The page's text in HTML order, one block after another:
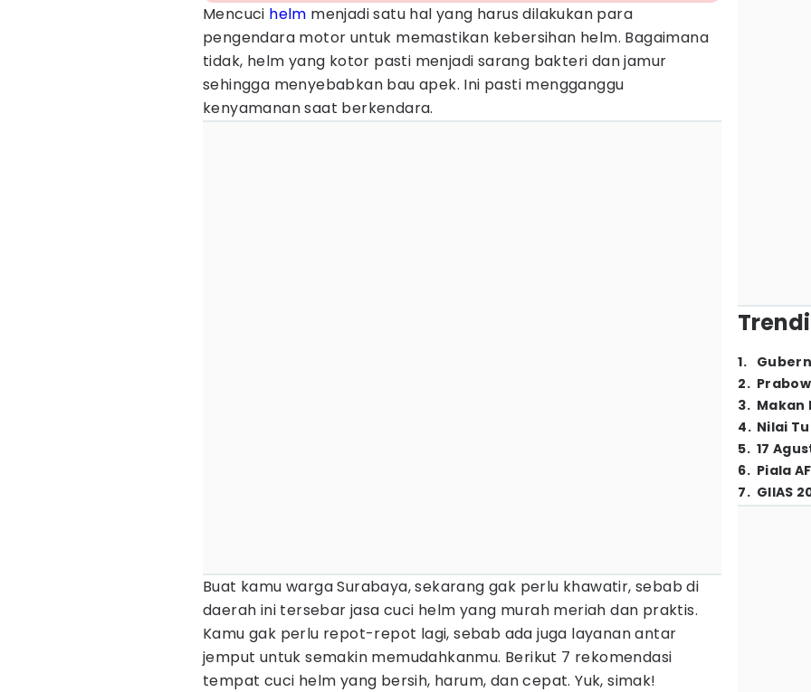
Mencuci helm menjadi satu hal yang harus dilakukan para
pengendara motor untuk memastikan kebersihan helm. Bagaimana
tidak, helm yang kotor pasti menjadi sarang bakteri dan jamur
sehingga menyebabkan bau apek. Ini pasti mengganggu
kenyamanan saat berkendara.
Buat kamu warga Surabaya, sekarang gak perlu khawatir, sebab di
daerah ini tersebar jasa cuci helm yang murah meriah dan praktis.
Kamu gak perlu repot-repot lagi, sebab ada juga layanan antar
jemput untuk semakin memudahkanmu. Berikut 7 rekomendasi
tempat cuci helm yang bersih, harum, dan cepat. Yuk, simak!
1.
2.
3. Makan
4. Nilai
5. 17
6. Piala
7. GIIAS